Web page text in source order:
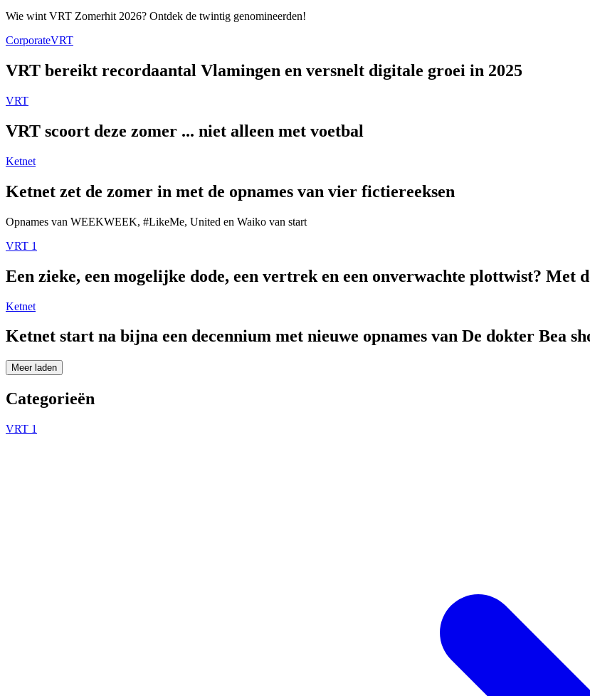
Wie wint VRT Zomerhit 2026? Ontdek de twintig genomineerden!
CorporateVRT
VRT bereikt recordaantal Vlamingen en versnelt digitale groei in 2025
VRT
VRT scoort deze zomer ... niet alleen met voetbal
Ketnet
Ketnet zet de zomer in met de opnames van vier fictiereeksen
Opnames van WEEKWEEK, #LikeMe, United en Waiko van start
VRT 1
Een zieke, een mogelijke dode, een vertrek en een onverwachte plottwist? Met
Ketnet
Ketnet start na bijna een decennium met nieuwe opnames van De dokter Bea
Meer laden
Categorieën
VRT 1